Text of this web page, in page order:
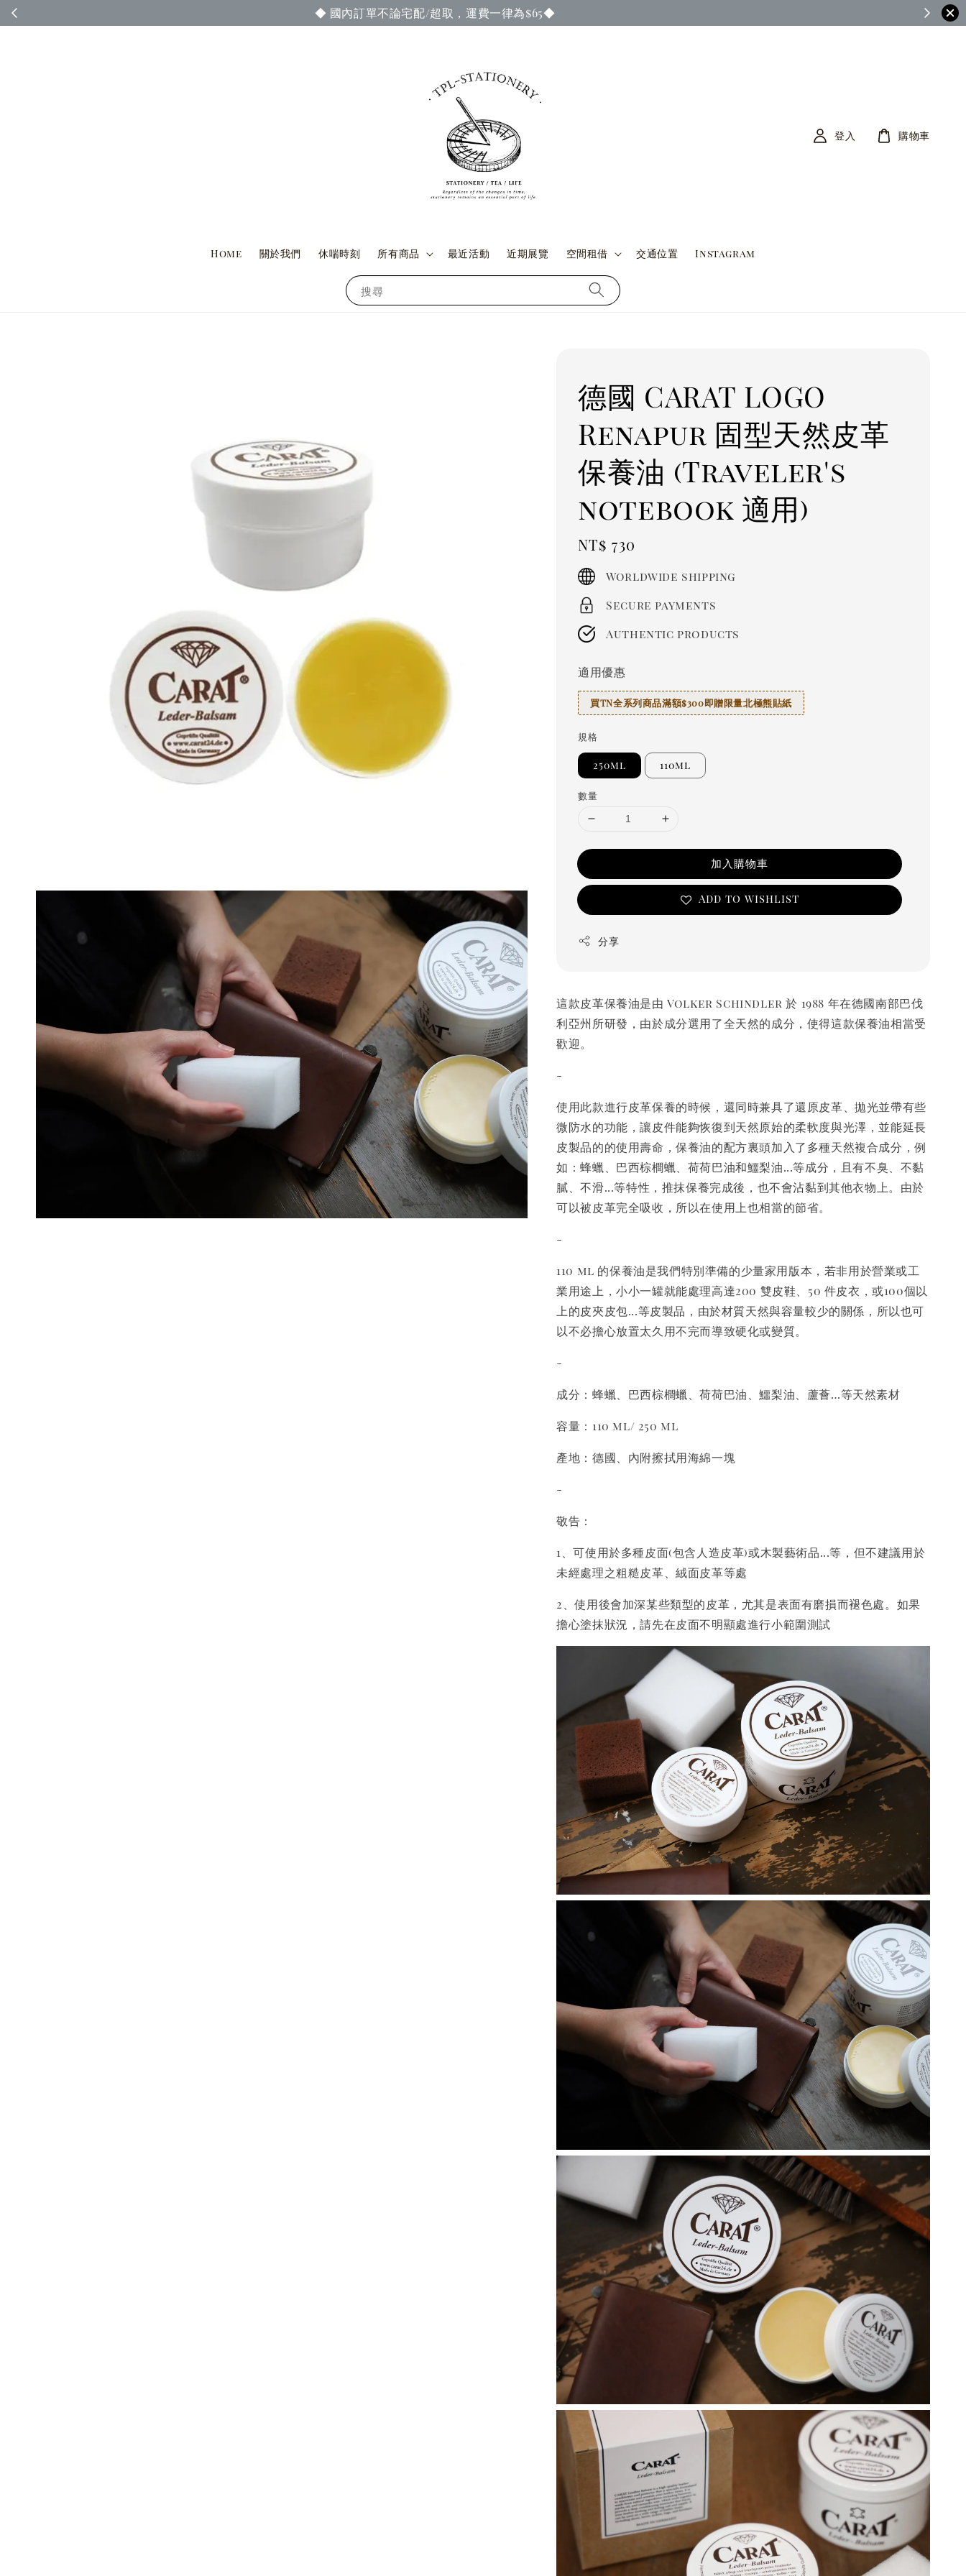
◆ 台灣國內客人完成訂單付款與交貨時，即可參加當期官網謝禮活動 ◆ (詳情請至茶筆巷FB查看)
搜尋
Home 關於我們 休喘時刻 所有商品 最近活動 近期展覽 空間租借 交通位置 Instagram
登入 購物車
德國 CARAT LOGO
Renapur 固型天然皮革
保養油 (Traveler's
notebook 適用)
Regular
price
NT$ 730
Worldwide shipping
Secure payments
Authentic products
適用優惠
買TN全系列商品滿額$300即贈限量北極熊貼紙
規格
250ml 110ml
數量
加入購物車
Add to wishlist
分享
這款皮革保養油是由 Volker Schindler 於 1988 年在德國南部巴伐
利亞州所研發，由於成分選用了全天然的成分，使得這款保養油相當受
歡迎。
-
使用此款進行皮革保養的時候，還同時兼具了還原皮革、拋光並帶有些
微防水的功能，讓皮件能夠恢復到天然原始的柔軟度與光澤，並能延長
皮製品的的使用壽命，保養油的配方裏頭加入了多種天然複合成分，例
如：蜂蠟、巴西棕櫚蠟、荷荷巴油和鱷梨油...等成分，且有不臭、不黏
膩、不滑...等特性，推抹保養完成後，也不會沾黏到其他衣物上。由於
可以被皮革完全吸收，所以在使用上也相當的節省。
-
110 ml 的保養油是我們特別準備的少量家用版本，若非用於營業或工
業用途上，小小一罐就能處理高達200 雙皮鞋、50 件皮衣，或100個以
上的皮夾皮包...等皮製品，由於材質天然與容量較少的關係，所以也可
以不必擔心放置太久用不完而導致硬化或變質。
-
成分：蜂蠟、巴西棕櫚蠟、荷荷巴油、鱷梨油、蘆薈…等天然素材
容量：110 ml/ 250 ml
產地：德國、內附擦拭用海綿一塊
-
敬告：
1、可使用於多種皮面(包含人造皮革)或木製藝術品...等，但不建議用於
未經處理之粗糙皮革、絨面皮革等處
2、使用後會加深某些類型的皮革，尤其是表面有磨損而褪色處。如果
擔心塗抹狀況，請先在皮面不明顯處進行小範圍測試